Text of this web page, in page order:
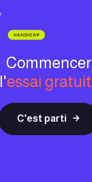
Commencer
l'essai gratuit
C'est parti